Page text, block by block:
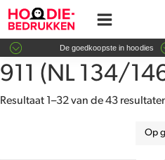
De goedkoopste in hoodies
911 (NL 134/
Resultaat 1–32 van de 43